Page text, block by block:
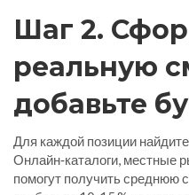
Шаг 2.
реальную
добавьте
Для каждой позиции
Онлайн‑каталоги, местные
помогут получить среднюю